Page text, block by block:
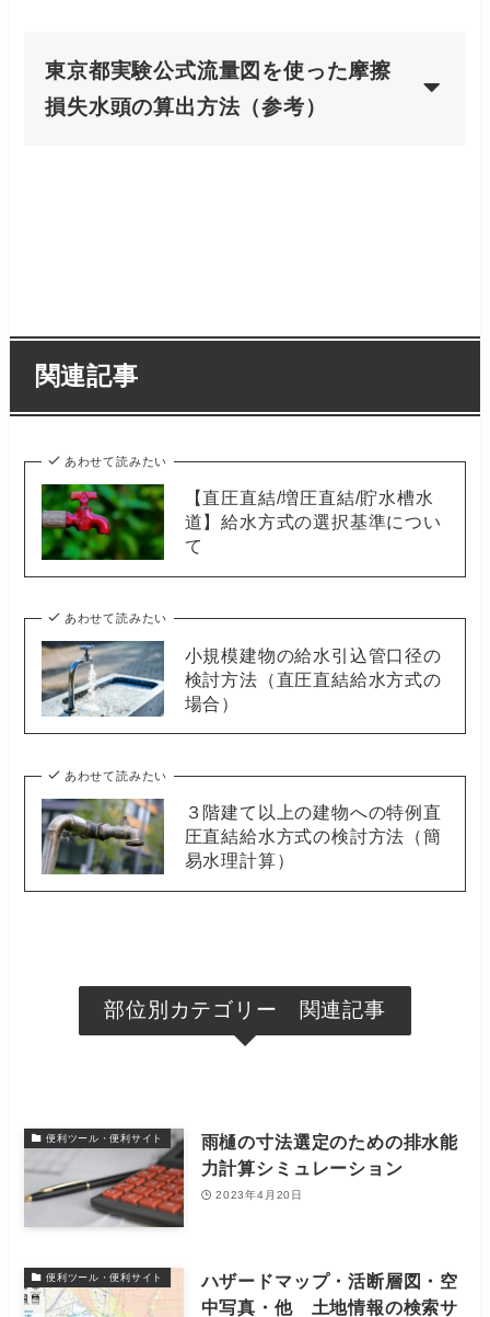
東京都実験公式流量図を使った摩擦
損失水頭の算出方法（参考）
関連記事
あわせて読みたい
【直圧直結/増圧直結/貯水槽水
道】給水方式の選択基準につい
て
あわせて読みたい
小規模建物の給水引込管口径の
検討方法（直圧直結給水方式の
場合）
あわせて読みたい
３階建て以上の建物への特例直
圧直結給水方式の検討方法（簡
易水理計算）
部位別カテゴリー 関連記事
便利ツール・便利サイト
雨樋の寸法選定のための排水能
力計算シミュレーション
2023年4月20日
便利ツール・便利サイト
ハザードマップ・活断層図・空
中写真・他 土地情報の検索サ